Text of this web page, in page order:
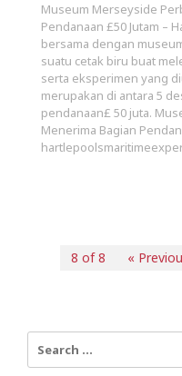
Museum Merseyside
Pendanaan £50 Jutam –
bersama dengan
suatu cetak biru buat
serta eksperimen yang
merupakan di antara 5
pendanaan£ 50 juta.
Menerima Bagian
8 of 8 «
Search
for: